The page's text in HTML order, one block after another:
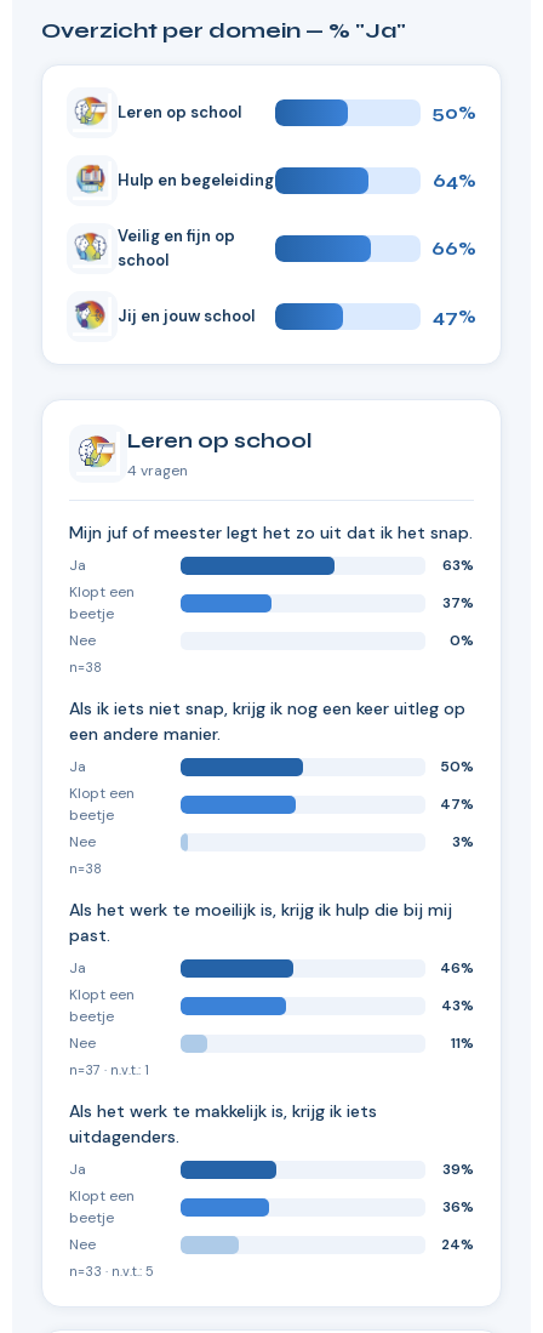
Overzicht per domein — % "Ja"
Leren op school 50%
Hulp en begeleiding 64%
Veilig en fijn op
school
66%
Jij en jouw school 47%
Leren op school
4 vragen
Mijn juf of meester legt het zo uit dat ik het snap.
Ja
63%
Klopt een
beetje
37%
Nee
0%
n=38
Als ik iets niet snap, krijg ik nog een keer uitleg op
een andere manier.
Ja
50%
Klopt een
beetje
47%
Nee
3%
n=38
Als het werk te moeilijk is, krijg ik hulp die bij mij
past.
Ja
46%
Klopt een
beetje
43%
Nee
11%
n=37 · n.v.t.: 1
Als het werk te makkelijk is, krijg ik iets
uitdagenders.
Ja
39%
Klopt een
beetje
36%
Nee
24%
n=33 · n.v.t.: 5